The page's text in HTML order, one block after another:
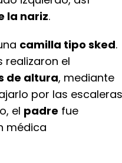
la nariz.
camilla tipo sked.
realizaron el
de altura, mediante
por las escaleras
el padre fue
médica